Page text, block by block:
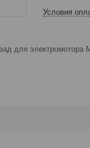
Условия
для